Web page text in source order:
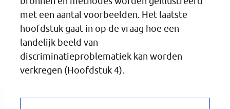
met een aantal voorbeelden. Het laatste
hoofdstuk gaat in op de vraag hoe een
landelijk beeld van
discriminatieproblematiek kan worden
verkregen (Hoofdstuk 4).